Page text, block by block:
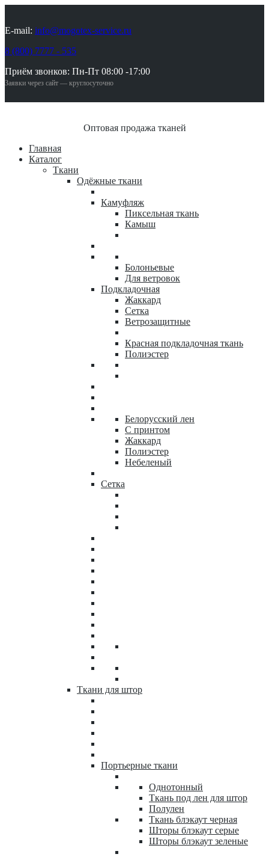
E-mail: info@mogotex-service.ru
8 (800) 7777 - 535
Приём звонков: Пн-Пт 08:00 -17:00
Заявки через сайт — круглосуточно
Оптовая продажа тканей
Главная
Каталог
Ткани
Одёжные ткани
Камуфляж
Пиксельная ткань
Камыш
Болоньевые
Для ветровок
Подкладочная
Жаккард
Сетка
Ветрозащитные
Красная подкладочная ткань
Полиэстер
Белорусский лен
С принтом
Жаккард
Полиэстер
Небеленый
Сетка
Ткани для штор
Портьерные ткани
Однотонный
Ткань под лен для штор
Полулен
Ткань блэкаут черная
Шторы блэкаут серые
Шторы блэкаут зеленые